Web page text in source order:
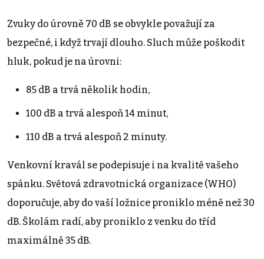
Zvuky do úrovně 70 dB se obvykle považují za
bezpečné, i když trvají dlouho. Sluch může poškodit
hluk, pokud je na úrovni:
85 dB a trvá několik hodin,
100 dB a trvá alespoň 14 minut,
110 dB a trvá alespoň 2 minuty.
Venkovní kravál se podepisuje i na kvalitě vašeho
spánku. Světová zdravotnická organizace (WHO)
doporučuje, aby do vaší ložnice proniklo méně než 30
dB. Školám radí, aby proniklo z venku do tříd
maximálně 35 dB.